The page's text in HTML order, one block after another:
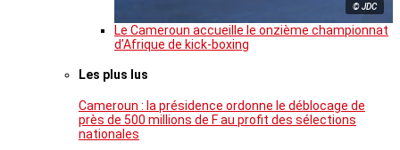
© JDC
Le Cameroun accueille le onzième championnat
d’Afrique de kick-boxing
Les plus lus
Cameroun : la présidence ordonne le déblocage de
près de 500 millions de F au profit des sélections
nationales